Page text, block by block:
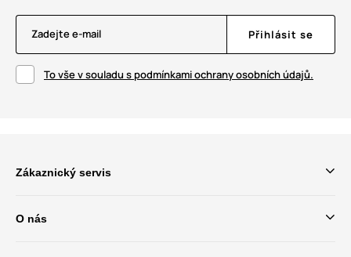
Zadejte e-mail Přihlásit se
To vše v souladu s podmínkami ochrany osobních údajů.
Zákaznický servis
O nás